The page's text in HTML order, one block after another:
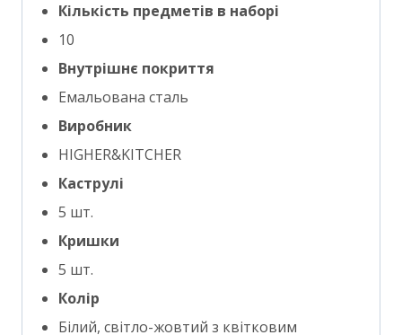
Кількість предметів в наборі
10
Внутрішнє покриття
Емальована сталь
Виробник
HIGHER&KITCHER
Каструлі
5 шт.
Кришки
5 шт.
Колір
Білий, світло-жовтий з квітковим